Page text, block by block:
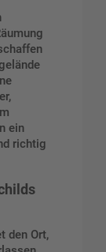
ein
richtig
den Ort,